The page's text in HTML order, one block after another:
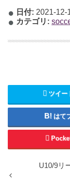
日付: 2021-12-
カテゴリ:
ツイー
はて
U10/9リ